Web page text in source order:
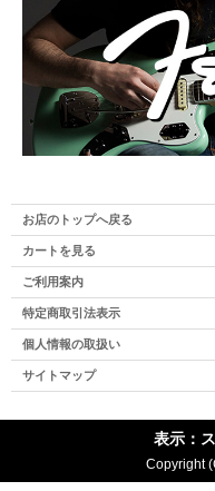
お店のトップへ戻る
カートを見る
ご利用案内
特定商取引法表示
個人情報の取扱い
サイトマップ
表示：
Copyright